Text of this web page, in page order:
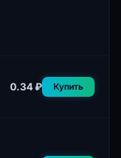
0.34 ₽ Купить